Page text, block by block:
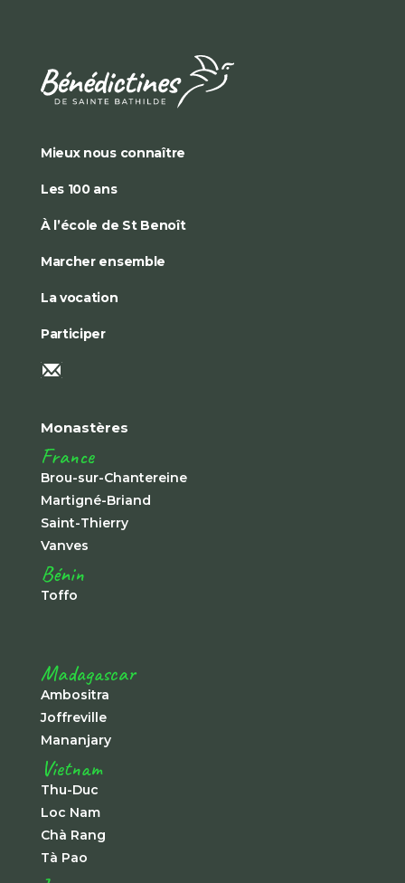
Mieux nous connaître
Les 100 ans
À l’école de St Benoît
Marcher ensemble
La vocation
Participer
Monastères
France
Brou-sur-Chantereine
Martigné-Briand
Saint-Thierry
Vanves
Bénin
Toffo
Madagascar
Ambositra
Joffreville
Mananjary
Vietnam
Thu-Duc
Loc Nam
Chà Rang
Tà Pao